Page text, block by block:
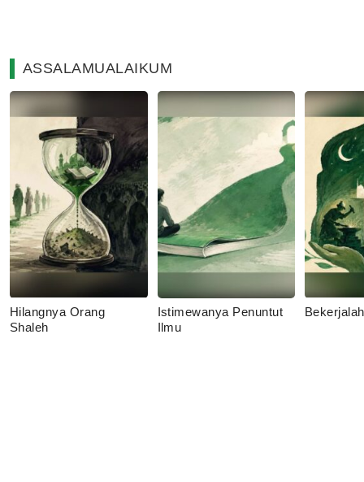
ASSALAMUALAIKUM
Hilangnya Orang
Shaleh
Istimewanya Penuntut
Ilmu
Bekerjalah